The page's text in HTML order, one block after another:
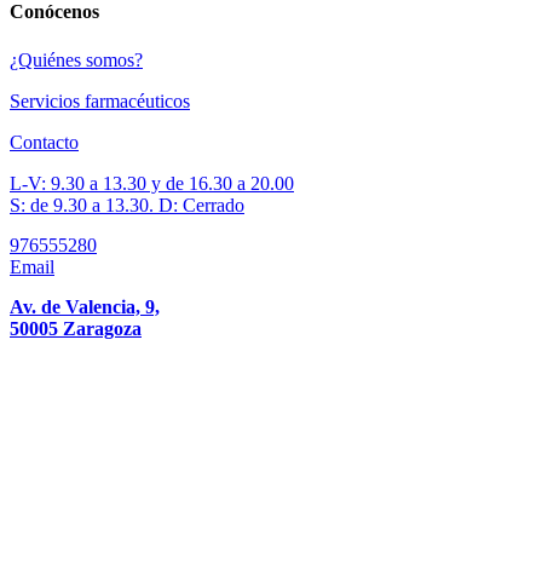
Conócenos
¿Quiénes somos?
Servicios farmacéuticos
Contacto
L-V: 9.30 a 13.30 y de 16.30 a 20.00
S: de 9.30 a 13.30. D: Cerrado
976555280
Email
Av. de Valencia, 9,
50005 Zaragoza